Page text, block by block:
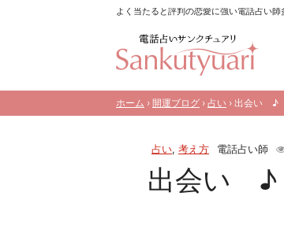
よく当たると評判の恋愛に強い電話占い
ホーム › 開運ブログ › 占い › 出会い ♪
占い, 考え方 電話占い師
出会い ♪